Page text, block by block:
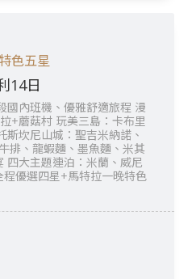
色五星
14日
國內班機、優雅舒適旅程 漫
+蘑菇村 玩美三島：卡布里
斯坎尼山城：聖吉米納諾、
排、龍蝦麵、墨魚麵、米其
四大主題連泊：米蘭、威尼
優選四星+馬特拉一晚特色